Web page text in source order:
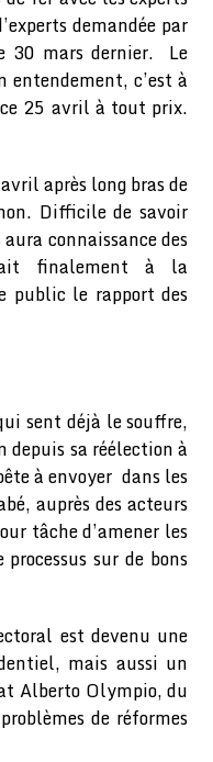
demandée par
30 mars dernier. Le
c’est à
25 avril à tout prix.
après long bras de
Difficile de savoir
connaissance des
finalement à la
public le rapport des
sent déjà le souffre,
depuis sa réélection à
à envoyer dans les
auprès des acteurs
tâche d’amener les
sur de bons
est devenu une
mais aussi un
Alberto Olympio, du
de réformes